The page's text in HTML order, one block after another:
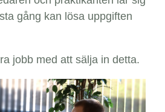
gång kan lösa uppgiften
jobb med att sälja in detta.